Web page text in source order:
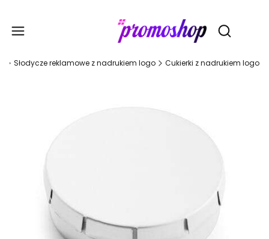
Otwórz
Słodycze reklamowe z nadrukiem logo Cukierki z nadrukiem logo